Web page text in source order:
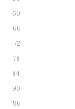
60
66
72
78
84
90
96